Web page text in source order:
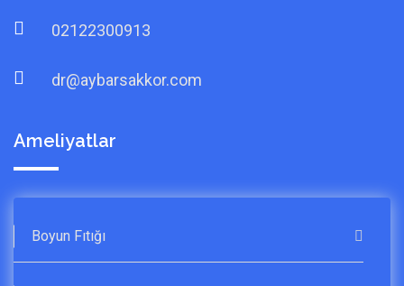
02122300913
dr@aybarsakkor.com
Ameliyatlar
Boyun Fıtığı